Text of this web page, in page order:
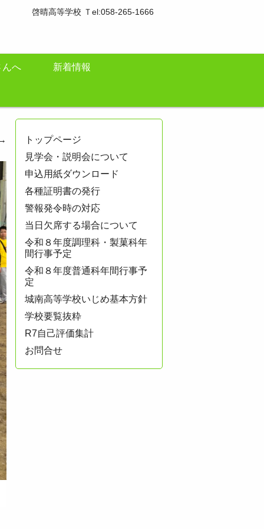
啓晴高等学校 Ｔel:058-265-1666
んへ 新着情報
トップページ
見学会・説明会について
申込用紙ダウンロード
各種証明書の発行
警報発令時の対応
当日欠席する場合について
令和８年度調理科・製菓科年
間行事予定
令和８年度普通科年間行事予
定
城南高等学校いじめ基本方針
学校要覧抜粋
R7自己評価集計
お問合せ